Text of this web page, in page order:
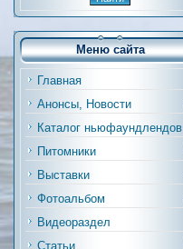
Меню сайта
Главная
Анонсы, Новости
Каталог ньюфаундлендов
Питомники
Выставки
Фотоальбом
Видеораздел
Статьи